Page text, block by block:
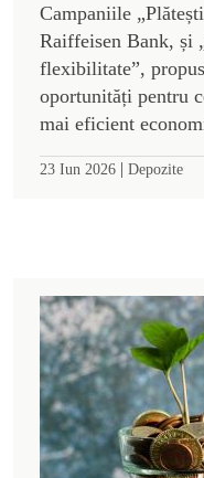
Campaniile
Raiffeisen Bank, și
flexibilitate”,
oportunități pentru
mai eficient
23 Iun 2026 | Depozite